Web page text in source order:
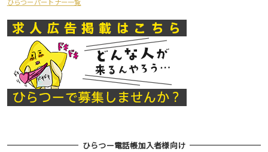
ひらつー電話帳加入者様向け